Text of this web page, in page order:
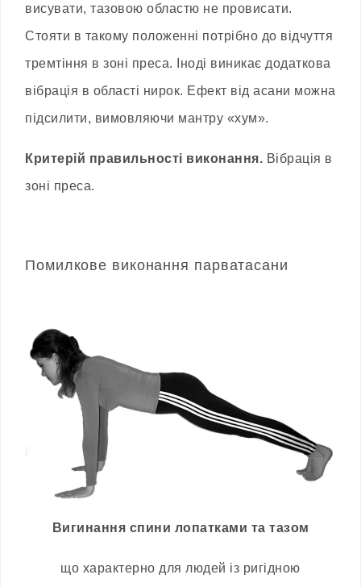
висувати, тазовою областю не провисати.
Стояти в такому положенні потрібно до відчуття
тремтіння в зоні преса. Іноді виникає додаткова
вібрація в області нирок. Ефект від асани можна
підсилити, вимовляючи мантру «хум».
Критерій правильності виконання. Вібрація в
зоні преса.
Помилкове виконання парватасани
Вигинання спини лопатками та тазом
що характерно для людей із ригідною